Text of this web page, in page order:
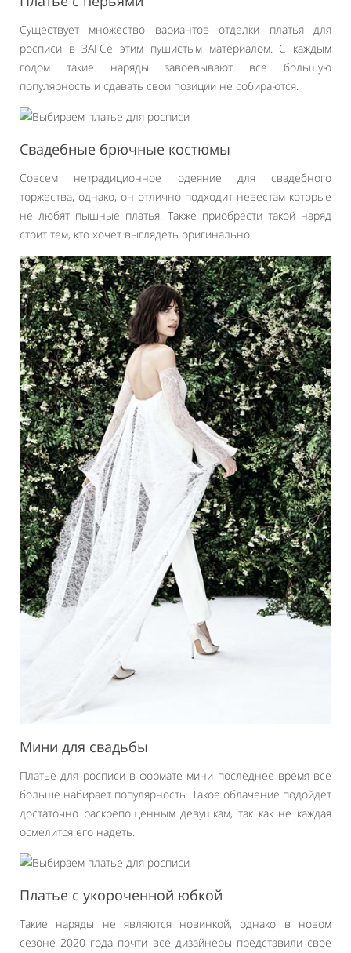
Существует множество вариантов отделки платья для
росписи в ЗАГСе этим пушистым материалом. С каждым
годом такие наряды завоёвывают все большую
популярность и сдавать свои позиции не собираются.
Свадебные брючные костюмы
Совсем нетрадиционное одеяние для свадебного
торжества, однако, он отлично подходит невестам которые
не любят пышные платья. Также приобрести такой наряд
стоит тем, кто хочет выглядеть оригинально.
Мини для свадьбы
Платье для росписи в формате мини последнее время все
больше набирает популярность. Такое облачение подойдёт
достаточно раскрепощенным девушкам, так как не каждая
осмелится его надеть.
Платье с укороченной юбкой
Такие наряды не являются новинкой, однако в новом
сезоне 2020 года почти все дизайнеры представили свое